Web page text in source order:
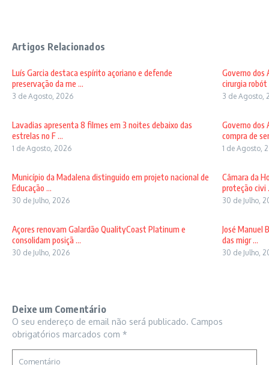
Artigos Relacionados
Luís Garcia destaca espírito açoriano e defende
preservação da me ...
3 de Agosto, 2026
Governo dos
cirurgia robót
3 de Agosto,
Lavadias apresenta 8 filmes em 3 noites debaixo das
estrelas no F ...
1 de Agosto, 2026
Governo dos
compra de
1 de Agosto,
Município da Madalena distinguido em projeto nacional de
Educação ...
30 de Julho, 2026
Câmara da
proteção civi
30 de Julho,
Açores renovam Galardão QualityCoast Platinum e
consolidam posiçã ...
30 de Julho, 2026
José Manuel
das migr ...
30 de Julho,
Deixe um Comentário
O seu endereço de email não será publicado. Campos
obrigatórios marcados com *